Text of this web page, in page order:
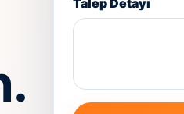
Talep Detayı